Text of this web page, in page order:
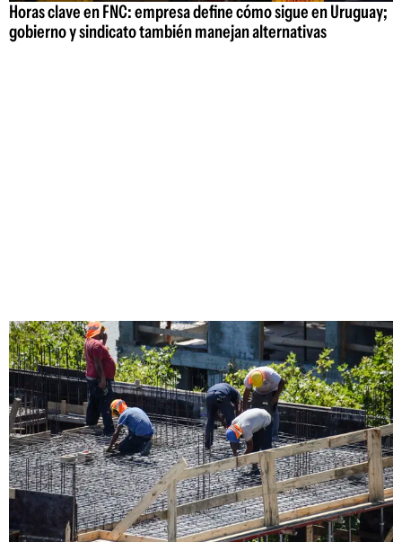
Horas clave en FNC: empresa define cómo sigue en Uruguay;
gobierno y sindicato también manejan alternativas